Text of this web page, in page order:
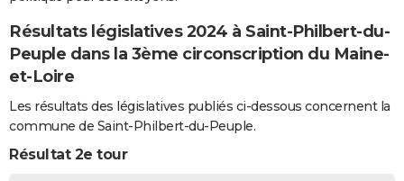
Résultats législatives 2024 à Saint-Philbert-du-
Peuple dans la 3ème circonscription du Maine-
et-Loire
Les résultats des législatives publiés ci-dessous concernent la
commune de Saint-Philbert-du-Peuple.
Résultat 2e tour